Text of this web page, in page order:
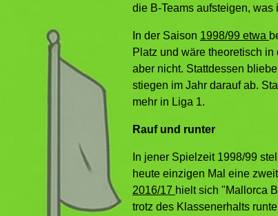
die B-Teams aufsteigen,
In der Saison 1998/99 etwa
Platz und wäre theoretisch
aber nicht. Stattdessen
stiegen im Jahr darauf ab.
mehr in Liga 1.
Rauf und runter
In jener Spielzeit 1998/99
heute einzigen Mal eine
2016/17 hielt sich "Mallorca
trotz des Klassenerhalts